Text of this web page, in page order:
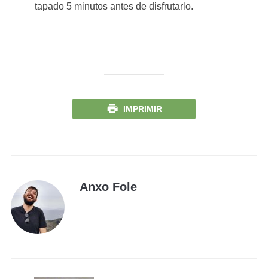
tapado 5 minutos antes de disfrutarlo.
IMPRIMIR
Anxo Fole